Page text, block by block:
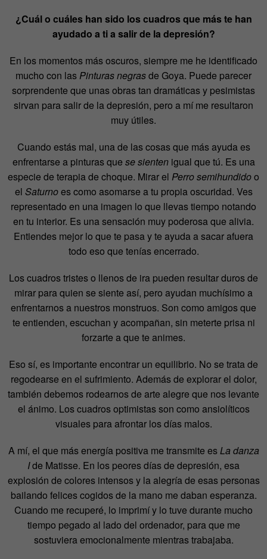
¿Cuál o cuáles han sido los cuadros que más te han
ayudado a ti a salir de la depresión?
En los momentos más oscuros, siempre me he identificado
mucho con lasPinturas negrasde Goya. Puede parecer
sorprendente que unas obras tan dramáticas y pesimistas
sirvan para salir de la depresión, pero a mí me resultaron
muy útiles.
Cuando estás mal, una de las cosas que más ayuda es
enfrentarse a pinturas que se sientenigual que tú. Es una
especie de terapia de choque. Mirar el Perro semihundidoo
el Saturnoes como asomarse a tu propia oscuridad. Ves
representado en una imagen lo que llevas tiempo notando
en tu interior. Es una sensación muy poderosa que alivia.
Entiendes mejor lo que te pasa y te ayuda a sacar afuera
todo eso que tenías encerrado.
Los cuadros tristes o llenos de ira pueden resultar duros de
mirar para quien se siente así, pero ayudan muchísimo a
enfrentarnos a nuestros monstruos. Son como amigos que
te entienden, escuchan y acompañan, sin meterte prisa ni
forzarte a que te animes.
Eso sí, es importante encontrar un equilibrio. No se trata de
regodearse en el sufrimiento. Además de explorar el dolor,
también debemos rodearnos de arte alegre que nos levante
el ánimo. Los cuadros optimistas son como ansiolíticos
visuales para afrontar los días malos.
A mí, el que más energía positiva me transmite esLa danza
Ide Matisse. En los peores días de depresión, esa
explosión de colores intensos y la alegría de esas personas
bailando felices cogidos de la mano me daban esperanza.
Cuando me recuperé, lo imprimí y lo tuve durante mucho
tiempo pegado al lado del ordenador, para que me
sostuviera emocionalmente mientras trabajaba.